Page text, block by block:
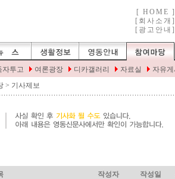
> 기사제보
작성자 작성일